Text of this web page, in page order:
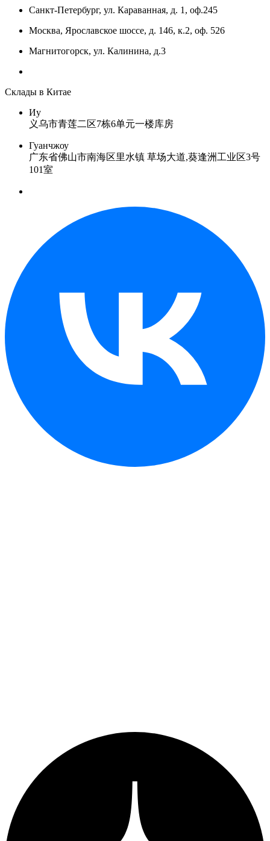
Санкт-Петербург, ул. Караванная, д. 1, оф.245
Москва, Ярославское шоссе, д. 146, к.2, оф. 526
Магнитогорск, ул. Калинина, д.3
Склады в Китае
Иу
义乌市青莲二区7栋6单元一楼库房
Гуанчжоу
广东省佛山市南海区里水镇 草场大道,葵逢洲工业区3号
101室